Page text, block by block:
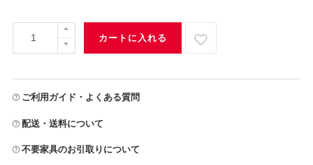
カートに入れる
ご利用ガイド・よくある質問
配送・送料について
不要家具のお引取りについて